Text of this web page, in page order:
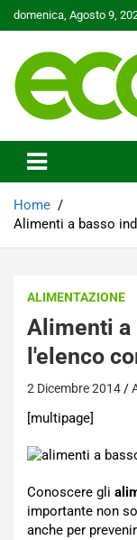
Skip
to
domenica, Agosto 9,
Ecoo.it
Home
Alimenti a basso
ALIMENTAZIONE
Alimenti a
l'elenco
2 Dicembre 2014
[multipage]
Conoscere gli
importante non
anche per